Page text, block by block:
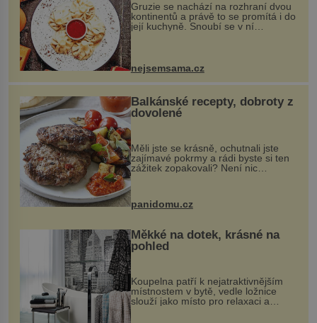
Gruzie se nachází na rozhraní dvou
kontinentů a právě to se promítá i do
její kuchyně. Snoubí se v ní
evropské a asijské chutě a díky tomu
vznikají rozmanité a chuťově bohaté
pokrmy, které rozhodně st...
nejsemsama.cz
Balkánské recepty, dobroty z
dovolené
Měli jste se krásně, ochutnali jste
zajímavé pokrmy a rádi byste si ten
zážitek zopakovali? Není nic
snazšího. Pljeskavica (10 porcí)
Možná jste ji ochutnali na dovolené v
bývalé Jugoslávii, lze ji vi...
panidomu.cz
Měkké na dotek, krásné na
pohled
Koupelna patří k nejatraktivnějším
místnostem v bytě, vedle ložnice
slouží jako místo pro relaxaci a
odpočinek. Koupelnový textil –